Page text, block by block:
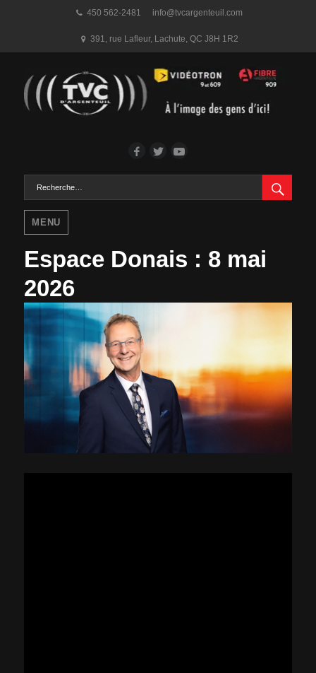
450 562-2481 info@tvcargenteuil.com
391, rue Lafleur, Lachute, QC J8H 1R2
Facebook
TwitterYouTube
Rechercher :
MENU
Espace Donais : 8 mai
2026